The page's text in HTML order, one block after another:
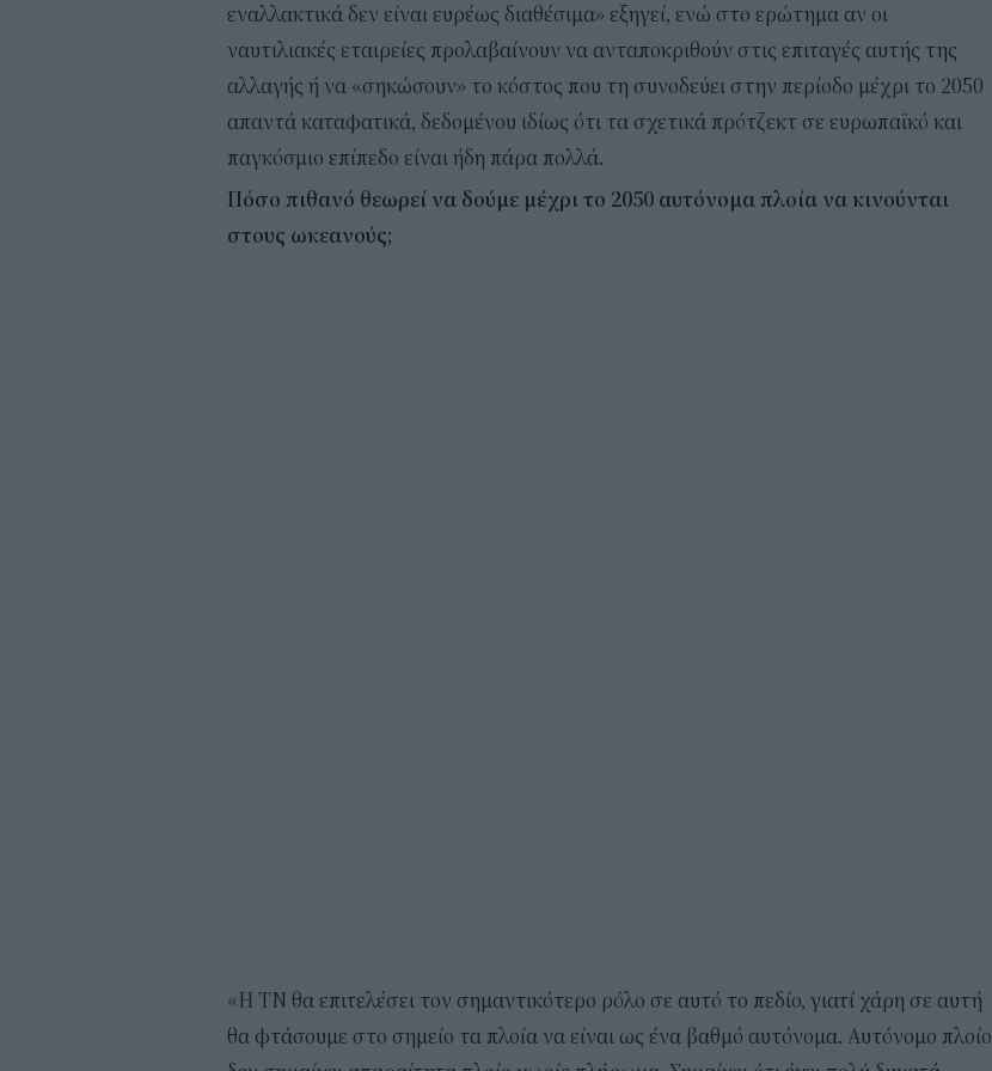
εναλλακτικά δεν είναι ευρέως διαθέσιμα» εξηγεί, ενώ στο ερώτημα αν οι
ναυτιλιακές εταιρείες προλαβαίνουν να ανταποκριθούν στις επιταγές αυτής της
αλλαγής ή να «σηκώσουν» το κόστος που τη συνοδεύει στην περίοδο μέχρι το 2050
απαντά καταφατικά, δεδομένου ιδίως ότι τα σχετικά πρότζεκτ σε ευρωπαϊκό και
παγκόσμιο επίπεδο είναι ήδη πάρα πολλά.
Πόσο πιθανό θεωρεί να δούμε μέχρι το 2050 αυτόνομα πλοία να κινούνται
στους ωκεανούς;
«Η ΤΝ θα επιτελέσει τον σημαντικότερο ρόλο σε αυτό το πεδίο, γιατί χάρη σε αυτή
θα φτάσουμε στο σημείο τα πλοία να είναι ως ένα βαθμό αυτόνομα. Αυτόνομο πλοίο